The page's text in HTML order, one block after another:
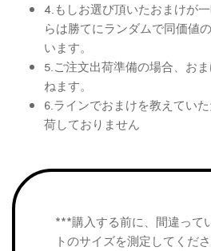
4.もしお選び頂いたおまけが
らは勝てにランダムで同価値
います。
5.ご注文出荷準備の場合、お
ねます。
6.ラインでおまけを教えてい
荷しておりません
***購入する前に、間違って
トのサイズを測定してくださ